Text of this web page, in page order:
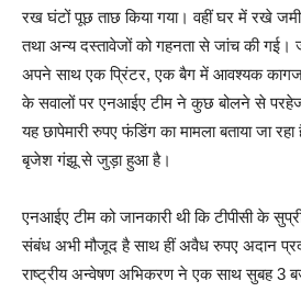
रख घंटों पूछ ताछ किया गया। वहीं घर में रखे
तथा अन्य दस्तावेजों को गहनता से जांच की
अपने साथ एक प्रिंटर, एक बैग में आवश्यक
के सवालों पर एनआईए टीम ने कुछ बोलने से
यह छापेमारी रुपए फंडिंग का मामला बताया जा
बृजेश गंझू से जुड़ा हुआ है।
एनआईए टीम को जानकारी थी कि टीपीसी के
संबंध अभी मौजूद है साथ हीं अवैध रुपए अदान
राष्ट्रीय अन्वेषण अभिकरण ने एक साथ सुबह